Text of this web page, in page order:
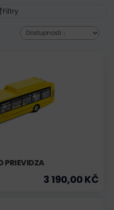
Filtry
PRIEVIDZA
3 190,00 KČ